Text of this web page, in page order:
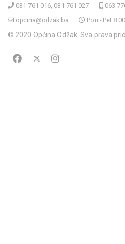
031 761 016, 031 761 027
063
opcina@odzak.ba
Pon - Pet
© 2020 Općina Odžak. Sva prava